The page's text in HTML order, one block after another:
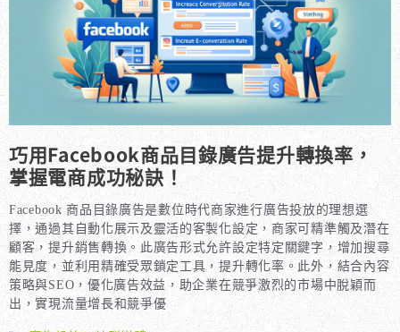
巧用Facebook商品目錄廣告提升轉換率，
掌握電商成功秘訣！
Facebook 商品目錄廣告是數位時代商家進行廣告投放的理想選
擇，通過其自動化展示及靈活的客製化設定，商家可精準觸及潛在
顧客，提升銷售轉換。此廣告形式允許設定特定關鍵字，增加搜尋
能見度，並利用精確受眾鎖定工具，提升轉化率。此外，結合內容
策略與SEO，優化廣告效益，助企業在競爭激烈的市場中脫穎而
出，實現流量增長和競爭優